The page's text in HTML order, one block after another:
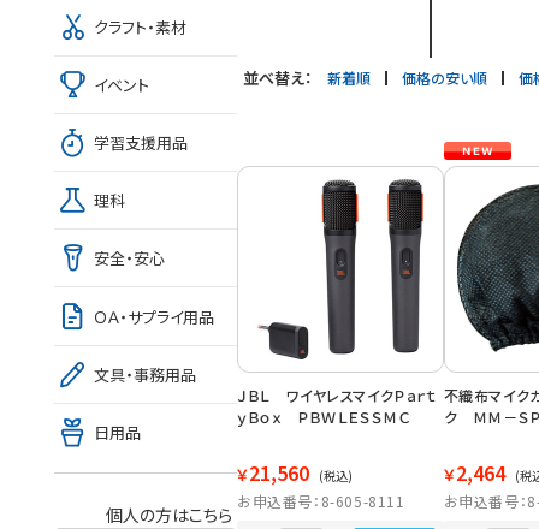
並べ替え： 新着順 価格の安い順 価
ＪＢＬ ワイヤレスマイクＰａｒｔ
ｙＢｏｘ ＰＢＷＬＥＳＳＭＣ
￥21,560 (税込)
お申込番号：8-605-8111
不織布マイク
ク ＭＭ－Ｓ
￥2,464 (税
お申込番号
クラフト・素材
イベント
学習支援用品
理科
安全・安心
ＯＡ・サプライ用品
文具・事務用品
日用品
個人の方はこちら